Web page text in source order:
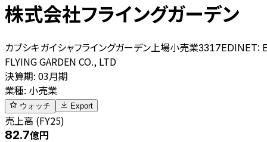
株式会社フライングガーデン
カブシキガイシャフライングガーデン 上場小売業3317EDINET:
FLYING GARDEN CO., LTD
決算期: 03月期
業種: 小売業
ウォッチ Export
売上高 (FY25)
82.7億円